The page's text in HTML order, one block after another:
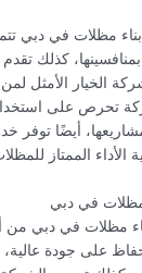
مظلات في دبي
كذلك
الخيار الأمثل
تحرص على
أيضًا توفر
الأداء الممتاز
في دبي
مظلات في دبي
على جودة عالية،